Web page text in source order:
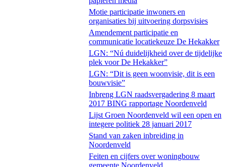
Motie participatie inwoners en
organisaties bij uitvoering dorpsvisies
Amendement participatie en
communicatie locatiekeuze De Hekakker
LGN: “Nú duidelijkheid over de tijdelijke
plek voor De Hekakker”
LGN: “Dit is geen woonvisie, dit is een
bouwvisie”
Inbreng LGN raadsvergadering 8 maart
2017 BING rapportage Noordenveld
Lijst Groen Noordenveld wil een open en
integere politiek 28 januari 2017
Stand van zaken inbreiding in
Noordenveld
Feiten en cijfers over woningbouw
gemeente Noordenveld